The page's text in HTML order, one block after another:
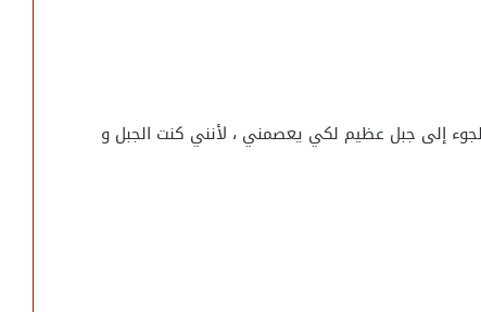
إلى جبل عظيم لكي يعصمني ، لأنني كنت الجبل و